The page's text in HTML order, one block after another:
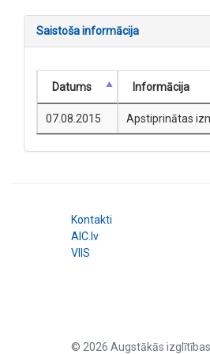
Saistoša informācija
Datums Informācija
07.08.2015 Apstiprinātas
Kontakti
AIC.lv
VIIS
© 2026 Augstākās